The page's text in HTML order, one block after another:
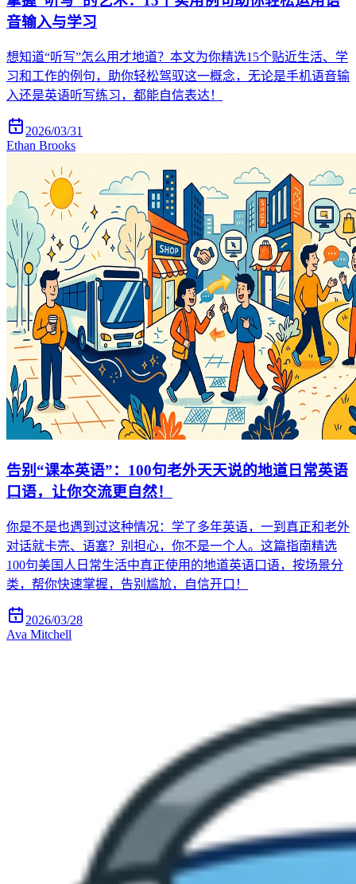
音输入与学习
想知道“听写”怎么用才地道？本文为你精选15个贴近生活、学
习和工作的例句，助你轻松驾驭这一概念，无论是手机语音输
入还是英语听写练习，都能自信表达！
2026/03/31
Ethan Brooks
告别“课本英语”：100句老外天天说的地道日常英语
口语，让你交流更自然！
你是不是也遇到过这种情况：学了多年英语，一到真正和老外
对话就卡壳、语塞？别担心，你不是一个人。这篇指南精选
100句美国人日常生活中真正使用的地道英语口语，按场景分
类，帮你快速掌握，告别尴尬，自信开口！
2026/03/28
Ava Mitchell